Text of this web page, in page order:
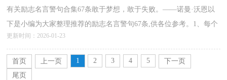
有关励志名言警句合集67条敢于梦想，敢于失败。——诺曼·沃恩以
下是小编为大家整理推荐的励志名言警句67条,供各位参考。1、每个
人心中都有一个他，无论多少岁月过去，也不会有人...
更新时间：2026-01-23
首页 上一页 1 2 3 4 5
下一页
尾页